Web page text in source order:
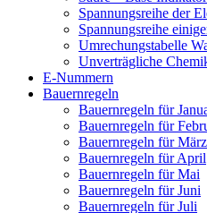
Spannungsreihe der
Spannungsreihe
Umrechungstabelle
Unverträgliche
E-Nummern
Bauernregeln
Bauernregeln für
Bauernregeln für
Bauernregeln für März
Bauernregeln für April
Bauernregeln für Mai
Bauernregeln für Juni
Bauernregeln für Juli